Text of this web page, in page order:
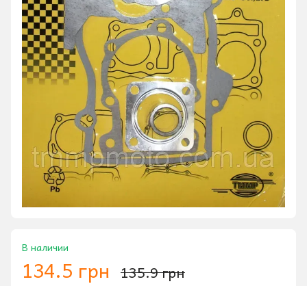
В наличии
134.5 грн 135.9 грн